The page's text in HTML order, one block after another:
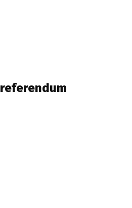
referendum